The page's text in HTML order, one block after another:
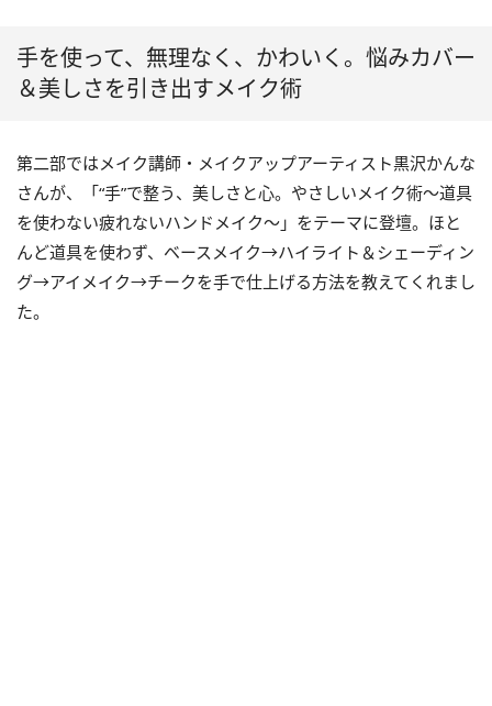
手を使って、無理なく、かわいく。悩みカバー
＆美しさを引き出すメイク術
第二部ではメイク講師・メイクアップアーティスト黒沢かんな
さんが、「“手”で整う、美しさと心。やさしいメイク術～道具
を使わない疲れないハンドメイク～」をテーマに登壇。ほと
んど道具を使わず、ベースメイク→ハイライト＆シェーディン
グ→アイメイク→チークを手で仕上げる方法を教えてくれまし
た。